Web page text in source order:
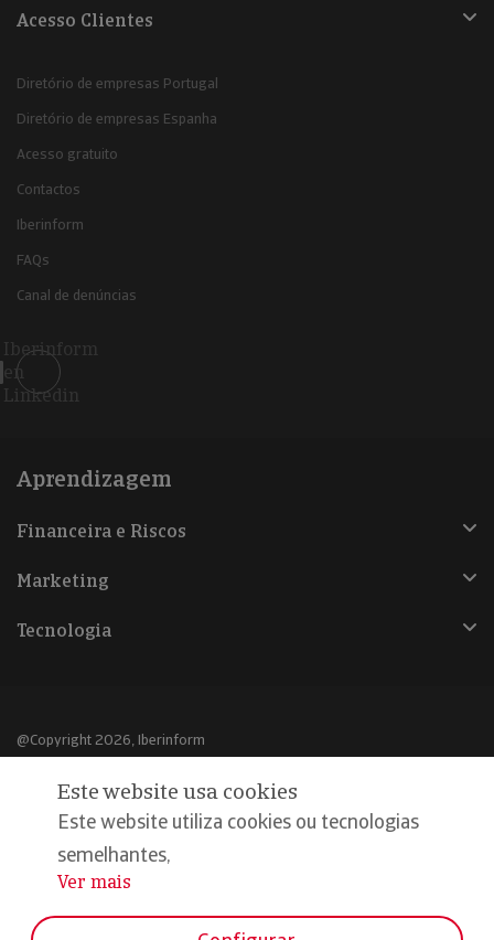
Acesso Clientes
Diretório de empresas Portugal
Diretório de empresas Espanha
Acesso gratuito
Contactos
Iberinform
FAQs
Canal de denúncias
Iberinform
en
Linkedin
Aprendizagem
Financeira e Riscos
Marketing
Tecnologia
@Copyright 2026, Iberinform
Aviso legal
Política de cookies
Declaração de privacidade
Este website usa cookies
Este website utiliza cookies ou tecnologias
semelhantes,
...
Ver mais